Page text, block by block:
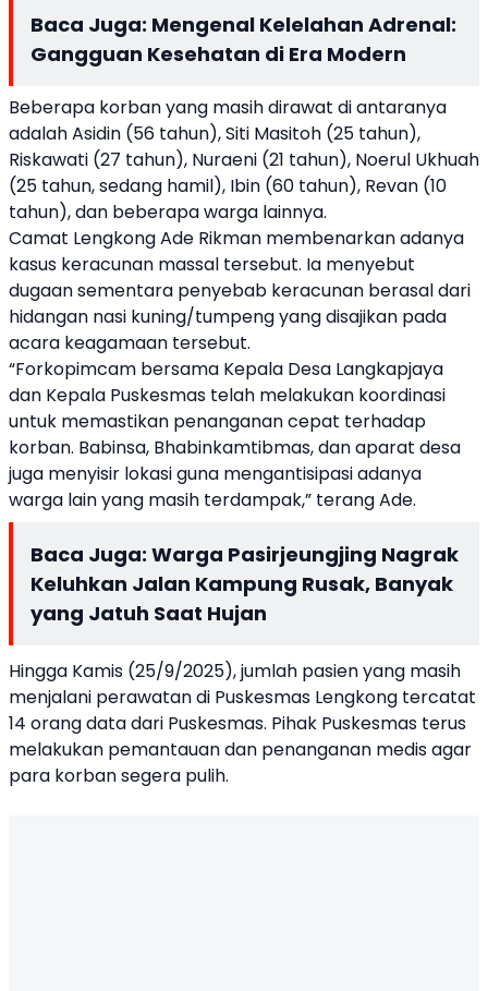
Baca Juga: Mengenal Kelelahan Adrenal:
Gangguan Kesehatan di Era Modern
Beberapa korban yang masih dirawat di antaranya
adalah Asidin (56 tahun), Siti Masitoh (25 tahun),
Riskawati (27 tahun), Nuraeni (21 tahun), Noerul Ukhuah
(25 tahun, sedang hamil), Ibin (60 tahun), Revan (10
tahun), dan beberapa warga lainnya.
Camat Lengkong Ade Rikman membenarkan adanya
kasus keracunan massal tersebut. Ia menyebut
dugaan sementara penyebab keracunan berasal dari
hidangan nasi kuning/tumpeng yang disajikan pada
acara keagamaan tersebut.
“Forkopimcam bersama Kepala Desa Langkapjaya
dan Kepala Puskesmas telah melakukan koordinasi
untuk memastikan penanganan cepat terhadap
korban. Babinsa, Bhabinkamtibmas, dan aparat desa
juga menyisir lokasi guna mengantisipasi adanya
warga lain yang masih terdampak,” terang Ade.
Baca Juga: Warga Pasirjeungjing Nagrak
Keluhkan Jalan Kampung Rusak, Banyak
yang Jatuh Saat Hujan
Hingga Kamis (25/9/2025), jumlah pasien yang masih
menjalani perawatan di Puskesmas Lengkong tercatat
14 orang data dari Puskesmas. Pihak Puskesmas terus
melakukan pemantauan dan penanganan medis agar
para korban segera pulih.